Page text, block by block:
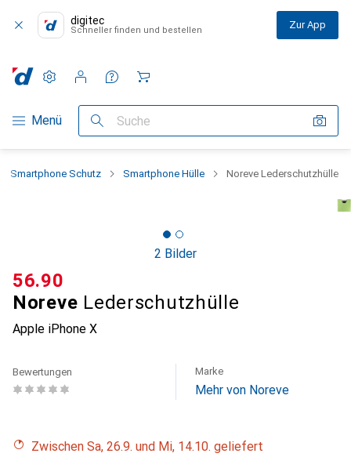
digitec
Schneller finden und bestellen Zur App
Navigation nach Kategorien
Menü Suche
Einstellungen
Kundenkonto
Vergleichslisten
Merklisten
Warenkorb
Smartphone Schutz Smartphone Hülle Noreve Lederschutzhülle
2 Bilder
Noreve Lederschutzhülle
Apple iPhone X
CHF
56.90
Bewertungen Marke
Mehr von Noreve
Zwischen Sa, 26.9. und Mi, 14.10. geliefert